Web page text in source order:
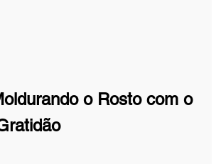
o Rosto com o